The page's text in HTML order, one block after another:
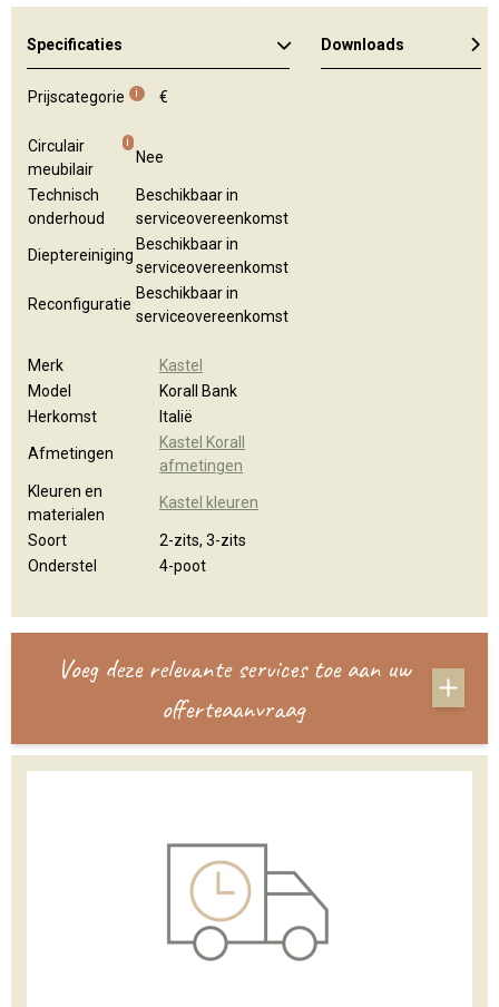
Specificaties
Prijscategorie i €
Circulair
meubilair
i
Nee
Technisch
onderhoud
Beschikbaar in
serviceovereenkomst
Dieptereiniging
Beschikbaar in
serviceovereenkomst
Reconfiguratie
Beschikbaar in
serviceovereenkomst
Merk
Kastel
Model
Korall Bank
Herkomst
Italië
Afmetingen
Kastel Korall
afmetingen
Kleuren en
materialen
Kastel kleuren
Soort
2-zits, 3-zits
Onderstel
4-poot
Downloads
Voeg deze relevante services toe aan uw
offerteaanvraag